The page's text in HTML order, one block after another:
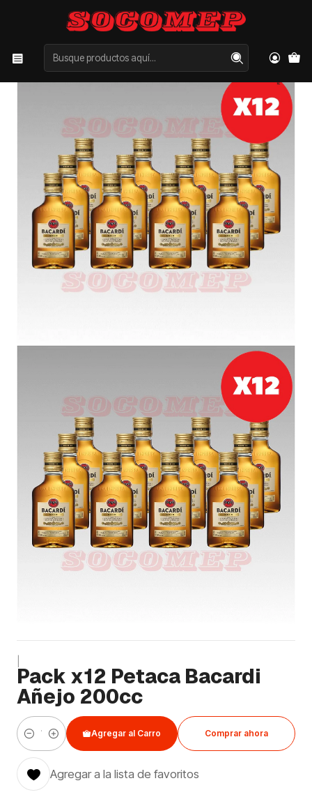
Inicio Categorías LICORES
RON
Pack x12 Petaca Bacardi Añejo 200cc
Pack x12 Petaca Bacardi
Añejo 200cc
Cantidad
Agregar al Carro Comprar ahora
Agregar a la lista de favoritos